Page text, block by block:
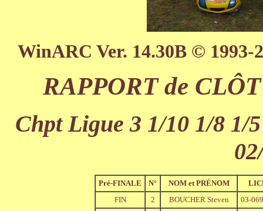
WinARC Ver. 14.30B ©
RAPPORT de
Chpt Ligue 3 1/10 1/8 1/
Pré-FINALE N° NOM et PRÉNOM
FIN
2 BOUCHER Steven
03-